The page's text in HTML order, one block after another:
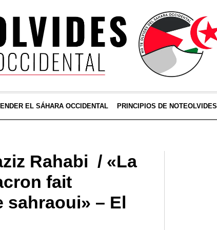
EL SÁHARA OCCIDENTAL PRINCIPIOS DE NOTEOLVIDES
Rahabi / «La
fait
– El